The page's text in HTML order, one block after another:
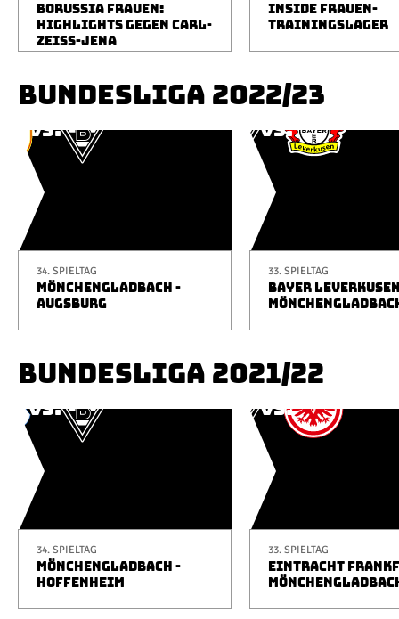
BORUSSIA FRAUEN:
HIGHLIGHTS GEGEN CARL-
ZEISS-JENA
INSIDE FRAUEN-
TRAININGSLAGER
BUNDESLIGA 2022/23
34. SPIELTAG
MÖNCHENGLADBACH -
AUGSBURG
33. SPIELTAG
BAYER
BUNDESLIGA 2021/22
34. SPIELTAG
MÖNCHENGLADBACH -
HOFFENHEIM
33. SPIELTAG
EINTRACHT